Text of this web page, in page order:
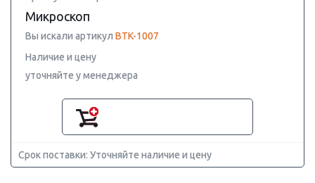
Микроскоп
Вы искали артикул BTK-1007
Наличие и цену
уточняйте у менеджера
Срок поставки: Уточняйте наличие и цену